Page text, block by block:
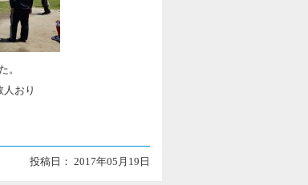
。
おり
投稿日： 2017年05月19日